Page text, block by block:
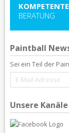
KOMPETENTE
BERATUNG
Paintball
Sei ein Teil der
Unsere Kanäle